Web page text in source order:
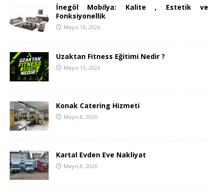
İnegöl Mobilya: Kalite , Estetik ve
Fonksiyonellik
Mayıs 16, 2026
Uzaktan Fitness Eğitimi Nedir ?
Mayıs 15, 2026
Konak Catering Hizmeti
Mayıs 8, 2026
Kartal Evden Eve Nakliyat
Mayıs 8, 2026